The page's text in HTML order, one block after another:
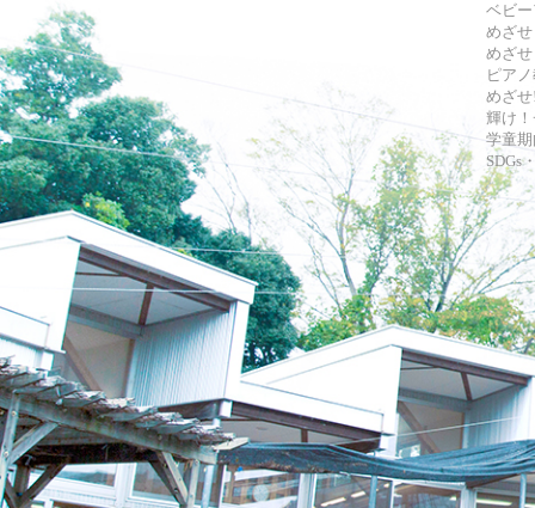
ベビ
めざ
めざ
ピア
めざ
輝け
学童
SDGs